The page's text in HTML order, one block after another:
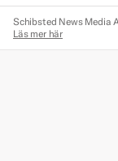
Schibsted News Media
Läs mer här